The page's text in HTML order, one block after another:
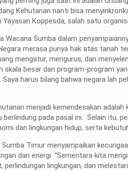
Kehutanan nanti bisa
Koppesda, salah satu
Wacana Sumba dalam
merasa punya hak atas tanah
mengatur, mengurus, dan
besar dan program-program
harus bilang bahwa negara lah
menjadi kemendesakan
pada pasal ini. Selain itu,
dan lingkungan hidup, serta
Timur menyampaikan
dan energi. “Sementara kita
lingkungan, dan